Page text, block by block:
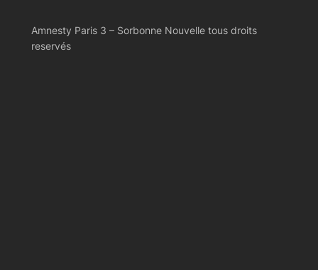
Amnesty Paris 3 – Sorbonne Nouvelle tous droits
reservés